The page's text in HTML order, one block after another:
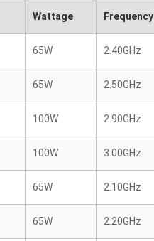
Wattage Frequency
65W 2.40GHz
65W 2.50GHz
100W 2.90GHz
100W 3.00GHz
65W 2.10GHz
65W 2.20GHz